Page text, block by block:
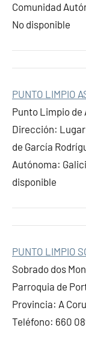
Comunidad
No disponible
PUNTO LIMPIO
Punto Limpio de
Dirección:
de García
Autónoma:
disponible
PUNTO LIMPIO
Sobrado dos
Parroquia de
Provincia: A
Teléfono: 660